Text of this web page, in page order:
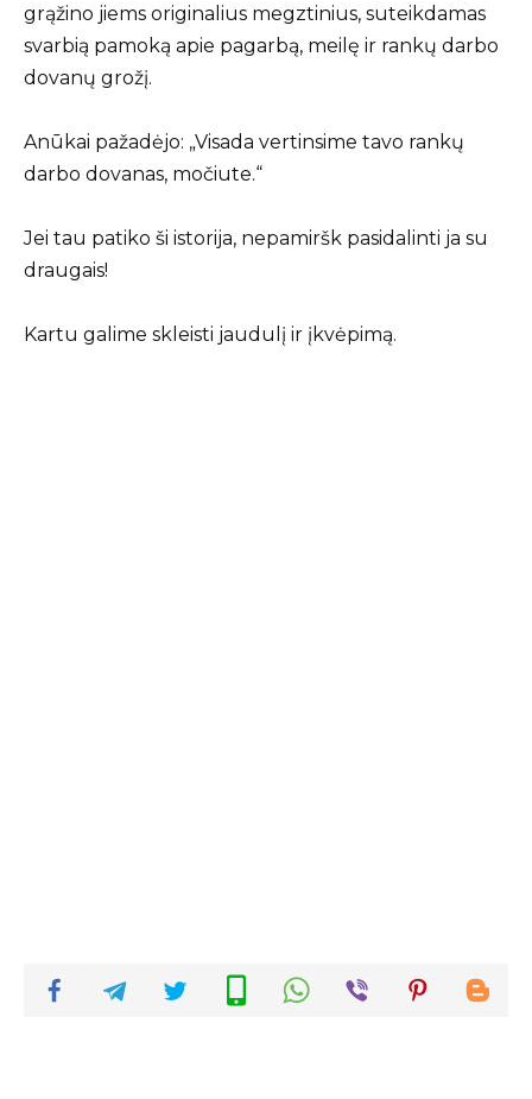
grąžino jiems originalius megztinius, suteikdamas
svarbią pamoką apie pagarbą, meilę ir rankų darbo
dovanų grožį.
Anūkai pažadėjo: „Visada vertinsime tavo rankų
darbo dovanas, močiute.“
Jei tau patiko ši istorija, nepamiršk pasidalinti ja su
draugais!
Kartu galime skleisti jaudulį ir įkvėpimą.